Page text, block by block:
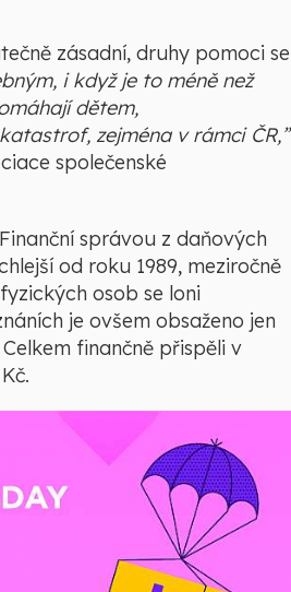
zásadní, druhy pomoci se
i když je to méně než
dětem,
zejména v rámci ČR,”
společenské
správou z daňových
od roku 1989, meziročně
osob se loni
je ovšem obsaženo jen
finančně přispěli v